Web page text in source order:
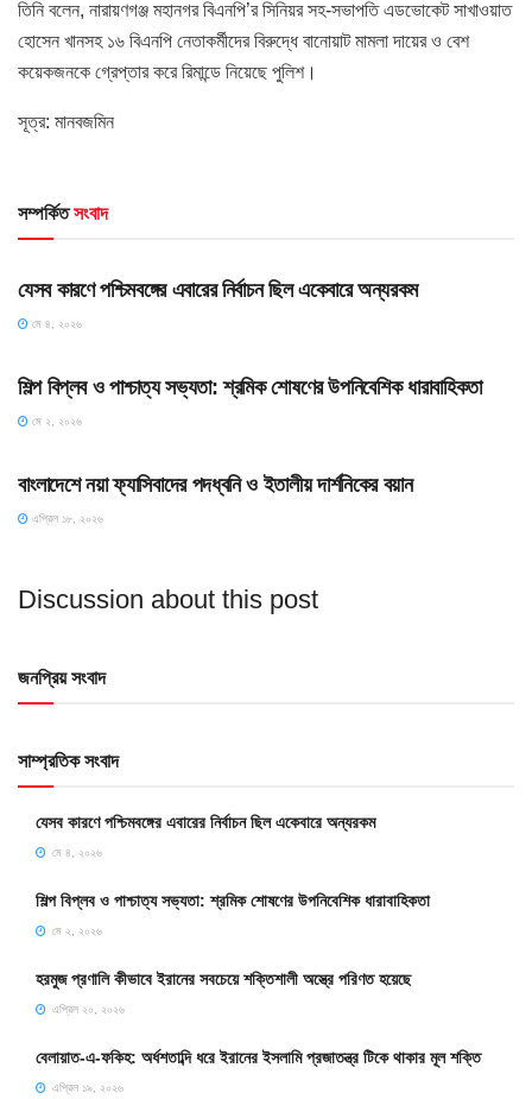
তিনি বলেন, নারায়ণগঞ্জ মহানগর বিএনপি’র সিনিয়র সহ-সভাপতি এডভোকেট সাখাওয়াত
হোসেন খানসহ ১৬ বিএনপি নেতাকর্মীদের বিরুদ্ধে বানোয়াট মামলা দায়ের ও বেশ
কয়েকজনকে গ্রেপ্তার করে রিমান্ডে নিয়েছে পুলিশ।
সূত্র: মানবজমিন
সম্পর্কিতসংবাদ
HOME POST
যেসব কারণে পশ্চিমবঙ্গের এবারের নির্বাচন ছিল একেবারে অন্যরকম
মে ৪, ২০২৬
শিল্প বিপ্লব ও পাশ্চাত্য সভ্যতা: শ্রমিক শোষণের উপনিবেশিক ধারাবাহিকতা
মে ২, ২০২৬
বাংলাদেশে নয়া ফ্যাসিবাদের পদধ্বনি ও ইতালীয় দার্শনিকের বয়ান
এপ্রিল ১৮, ২০২৬
Discussion about this post
জনপ্রিয় সংবাদ
সাম্প্রতিক সংবাদ
যেসব কারণে পশ্চিমবঙ্গের এবারের নির্বাচন ছিল একেবারে অন্যরকম
মে ৪, ২০২৬
শিল্প বিপ্লব ও পাশ্চাত্য সভ্যতা: শ্রমিক শোষণের উপনিবেশিক ধারাবাহিকতা
মে ২, ২০২৬
হরমুজ প্রণালি কীভাবে ইরানের সবচেয়ে শক্তিশালী অস্ত্রে পরিণত হয়েছে
এপ্রিল ২০, ২০২৬
বেলায়াত-এ-ফকিহ: অর্ধশতাব্দি ধরে ইরানের ইসলামি প্রজাতন্ত্র টিকে থাকার মূল শক্তি
এপ্রিল ১৯, ২০২৬